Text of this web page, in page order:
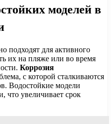
моделей в
подходят для активного
их на пляже или во время
Коррозия
с которой сталкиваются
Водостойкие модели
что увеличивает срок